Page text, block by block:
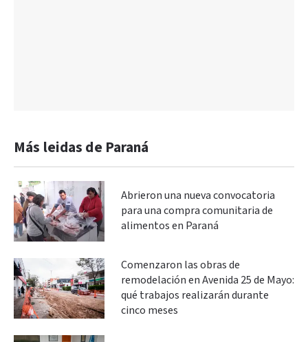
Más leidas de Paraná
Abrieron una nueva convocatoria
para una compra comunitaria de
alimentos en Paraná
Comenzaron las obras de
remodelación en Avenida 25 de Mayo:
qué trabajos realizarán durante
cinco meses